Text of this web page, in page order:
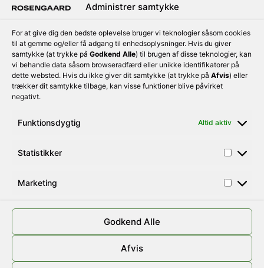
Administrer samtykke
For at give dig den bedste oplevelse bruger vi teknologier såsom cookies
til at gemme og/eller få adgang til enhedsoplysninger. Hvis du giver
samtykke (at trykke på Godkend Alle) til brugen af disse teknologier, kan
vi behandle data såsom browseradfærd eller unikke identifikatorer på
dette websted. Hvis du ikke giver dit samtykke (at trykke på Afvis) eller
trækker dit samtykke tilbage, kan visse funktioner blive påvirket
negativt.
Funktionsdygtig Altid aktiv
Statistikker
Marketing
Godkend Alle
Afvis
100% friskpresset juice til enhver smag
Rosengaard Juice ApS
2630 Taastrup
info@rosengaardjuice.dk